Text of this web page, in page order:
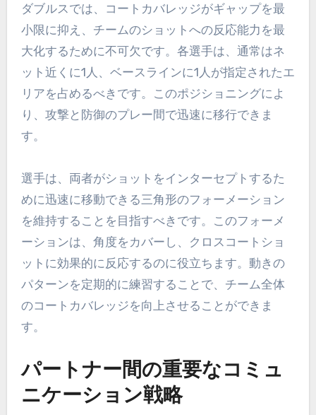
ダブルスでは、コートカバレッジがギャップを最
小限に抑え、チームのショットへの反応能力を最
大化するために不可欠です。各選手は、通常はネ
ット近くに1人、ベースラインに1人が指定されたエ
リアを占めるべきです。このポジショニングによ
り、攻撃と防御のプレー間で迅速に移行できま
す。
選手は、両者がショットをインターセプトするた
めに迅速に移動できる三角形のフォーメーション
を維持することを目指すべきです。このフォーメ
ーションは、角度をカバーし、クロスコートショ
ットに効果的に反応するのに役立ちます。動きの
パターンを定期的に練習することで、チーム全体
のコートカバレッジを向上させることができま
す。
パートナー間の重要なコミュ
ニケーション戦略